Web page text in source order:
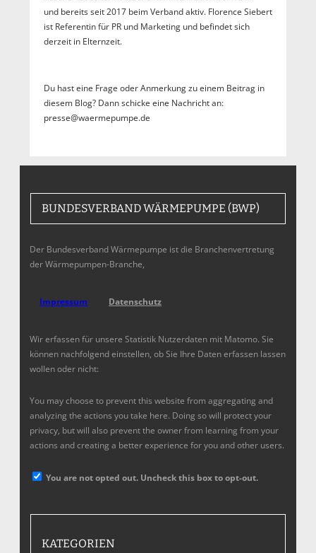
und bereits seit 2017 beim Verband aktiv. Florence Siebert
ist Referentin für PR und Marketing und befindet sich
derzeit in Elternzeit.
Du hast eine Frage oder Anmerkung zu einem Beitrag in
diesem Blog? Dann schicke eine Nachricht an:
presse@waermepumpe.de
BUNDESVERBAND WÄRMEPUMPE (BWP)
Der Bundesverband Wärmepumpe ist die Branchenvertretung
der Wärmepumpen-Branche,
Impressum Datenschutz
Wir erfassen für unsere Statistik Nutzerdaten mit Matomo. Sie
können nachfolgend einstellen, ob Sie Ihre Daten erfassen lassen
wollen oder nicht:
You may choose to prevent this website from aggregating and
analyzing the actions you take here. Doing so will protect your
privacy, but will also prevent the owner from learning from your
actions and creating a better experience for you and other users.
You are not opted out. Uncheck this box to opt-out.
KATEGORIEN